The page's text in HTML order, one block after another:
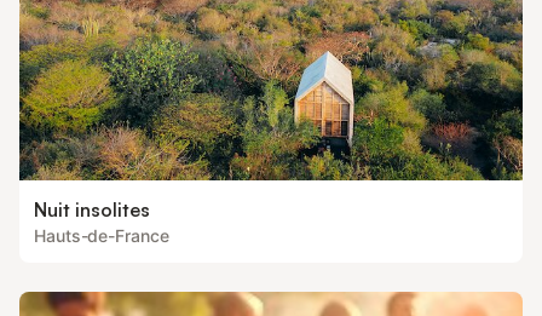
Nuit insolites
Hauts-de-France